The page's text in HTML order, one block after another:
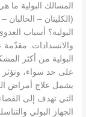
المسالك البولية ما
(الكليتان –
البولية؟ أسباب
والانسدادات.
البولية من أكثر
على حد سواء، وتؤثر
يشمل علاج أمراض
التي تهدف إلى
الجهاز البولي